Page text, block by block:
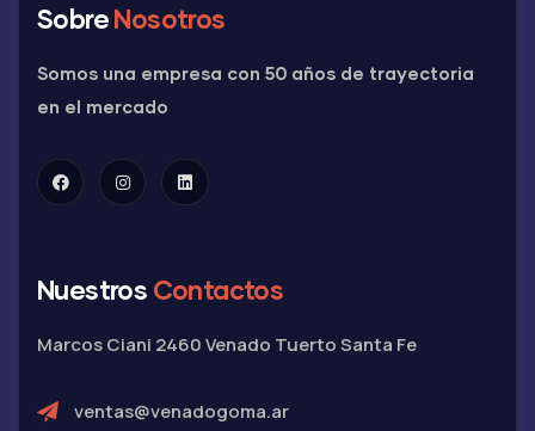
SobreNosotros
Somos una empresa con 50 años de trayectoria
en el mercado
Nuestros Contactos
Marcos Ciani 2460Venado TuertoSanta Fe
ventas@venadogoma.ar